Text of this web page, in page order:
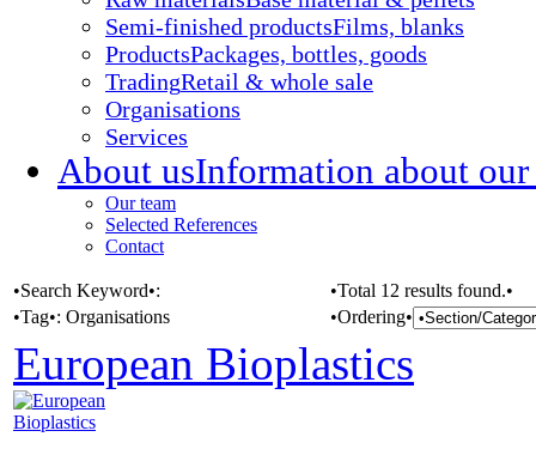
Semi-finished productsFilms, blanks
ProductsPackages, bottles, goods
TradingRetail & whole sale
Organisations
Services
About usInformation about our
Our team
Selected References
Contact
•Search Keyword•:
•Total 12 results found.•
•Tag•: Organisations •Ordering•
European Bioplastics